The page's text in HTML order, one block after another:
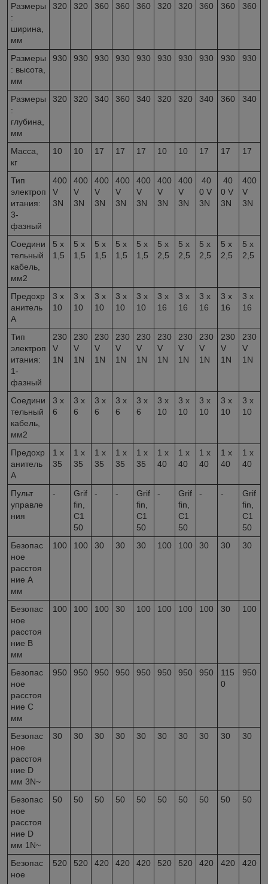
Размеры
:
ширина,
мм
320 320 360 360 360 320 320 360 360 360
Размеры
: высота,
мм
930 930 930 930 930 930 930 930 930 930
Размеры
:
глубина,
мм
320 320 340 360 340 320 320 340 360 340
Масса,
кг
10 10 17 17 17 10 10 17 17 17
Тип
электроп
итания:
3-
фазный
400
V
3N
400
V
3N
400
V
3N
400
V
3N
400
V
3N
400
V
3N
400
V
3N
40
0 V
3N
40
0 V
3N
400
V
3N
Соедини
тельный
кабель,
мм2
5 x
1,5
5 x
1,5
5 x
1,5
5 x
1,5
5 x
1,5
5 x
2,5
5 x
2,5
5 x
2,5
5 x
2,5
5 x
2,5
Предохр
анитель
A
3 x
10
3 x
10
3 x
10
3 x
10
3 x
10
3 x
16
3 x
16
3 x
16
3 x
16
3 x
16
Тип
электроп
итания:
1-
фазный
230
V
1N
230
V
1N
230
V
1N
230
V
1N
230
V
1N
230
V
1N
230
V
1N
230
V
1N
230
V
1N
230
V
1N
Соедини
тельный
кабель,
мм2
3 x
6
3 x
6
3 x
6
3 x
6
3 x
6
3 x
10
3 x
10
3 x
10
3 x
10
3 x
10
Предохр
анитель
A
1 x
35
1 x
35
1 x
35
1 x
35
1 x
35
1 x
40
1 x
40
1 x
40
1 x
40
1 x
40
Пульт
управле
ния
-
Grif
fin,
C1
50
- -
Grif
fin,
C1
50
-
Grif
fin,
C1
50
- -
Grif
fin,
C1
50
Безопас
ное
расстоя
ние A
мм
100 100 30 30 30 100 100 30 30 30
Безопас
ное
расстоя
ние B
мм
100 100 100 30 100 100 100 100 30 100
Безопас
ное
расстоя
ние C
мм
950 950 950 950 950 950 950 950
115
0
950
Безопас
ное
расстоя
ние D
мм 3N~
30 30 30 30 30 30 30 30 30 30
Безопас
ное
расстоя
ние D
мм 1N~
50 50 50 50 50 50 50 50 50 50
Безопас
ное
520 520 420 420 420 520 520 420 420 420